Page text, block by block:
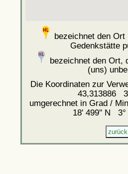
bezeichnet den Ort
Gedenkstätte
bezeichnet den Ort,
(uns)
Die Koordinaten zur
43,313886
umgerechnet in Grad /
18' 499'' N 3°